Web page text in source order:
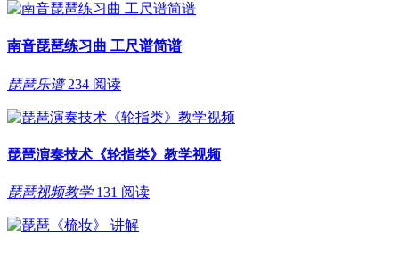
南音琵琶练习曲 工尺谱简谱
琵琶乐谱 234 阅读
琵琶演奏技术《轮指类》教学视频
琵琶视频教学 131 阅读